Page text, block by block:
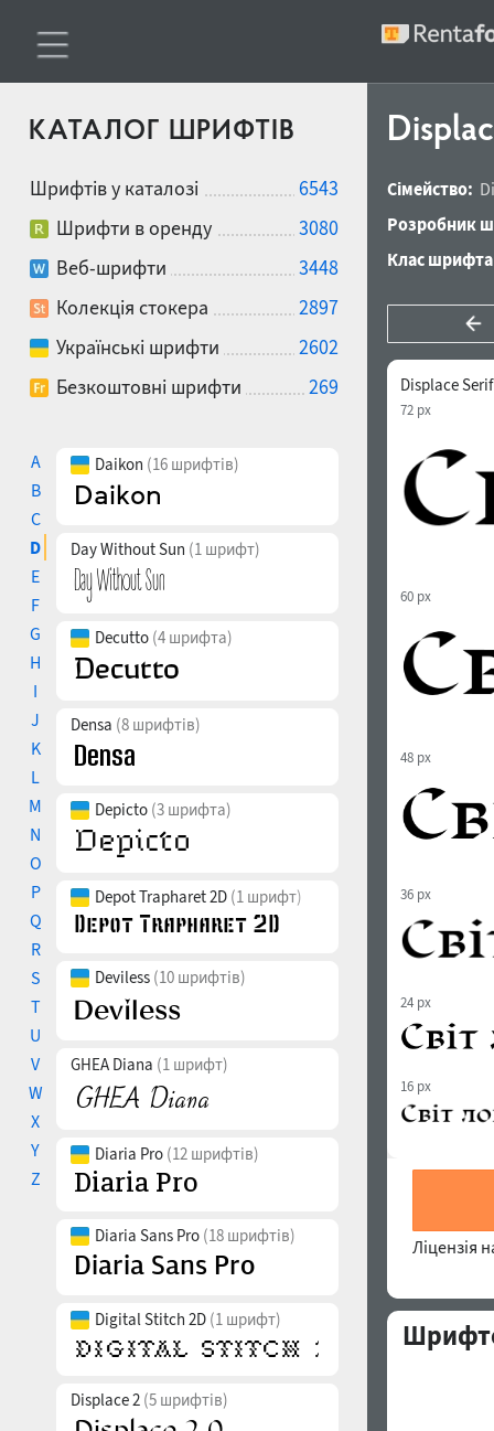
КАТАЛОГ ШРИФТІВ
Шрифтів у каталозі
6543
Шрифти в оренду
3080
Веб-шрифти
3448
Колекція стокера
2897
Українські шрифти
2602
Безкоштовні шрифти
269
A
B
C
D
E
F
G
H
I
J
K
L
M
N
O
P
Q
R
S
T
U
V
W
X
Y
Z
Daikon (16 шрифтів)
Day Without Sun (1 шрифт)
Decutto (4 шрифта)
Densa (8 шрифтів)
Depicto (3 шрифта)
Depot Trapharet 2D (1 шрифт)
Deviless (10 шрифтів)
GHEA Diana (1 шрифт)
Diaria Pro (12 шрифтів)
Diaria Sans Pro (18 шрифтів)
Digital Stitch 2D (1 шрифт)
Displace 2 (5 шрифтів)
Сімейство:
Розробник
Клас
Displace
72 px
60 px
48 px
36 px
24 px
16 px
Ліцензія